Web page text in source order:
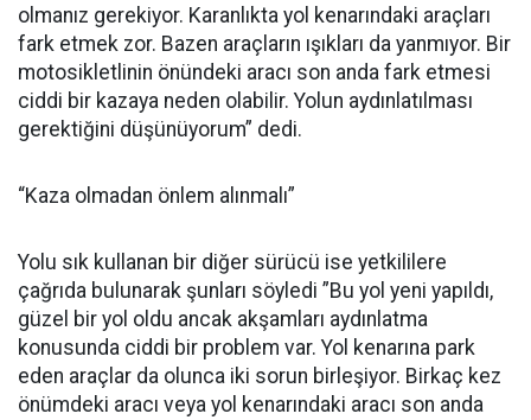
olmanız gerekiyor. Karanlıkta yol kenarındaki araçları
fark etmek zor. Bazen araçların ışıkları da yanmıyor. Bir
motosikletlinin önündeki aracı son anda fark etmesi
ciddi bir kazaya neden olabilir. Yolun aydınlatılması
gerektiğini düşünüyorum” dedi.
“Kaza olmadan önlem alınmalı”
Yolu sık kullanan bir diğer sürücü ise yetkililere
çağrıda bulunarak şunları söyledi ”Bu yol yeni yapıldı,
güzel bir yol oldu ancak akşamları aydınlatma
konusunda ciddi bir problem var. Yol kenarına park
eden araçlar da olunca iki sorun birleşiyor. Birkaç kez
önümdeki aracı veya yol kenarındaki aracı son anda